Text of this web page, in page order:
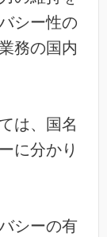
シー性の
務の国内
は、国名
に分かり
シーの有